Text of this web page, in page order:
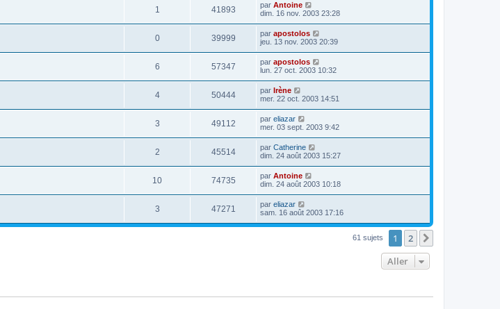
1 41893 par Antoine
dim. 16 nov. 2003 23:28
0 39999 par apostolos
jeu. 13 nov. 2003 20:39
6 57347 par apostolos
lun. 27 oct. 2003 10:32
4 50444 par Irène
mer. 22 oct. 2003 14:51
3 49112 par eliazar
mer. 03 sept. 2003 9:42
2 45514 par Catherine
dim. 24 août 2003 15:27
10 74735 par Antoine
dim. 24 août 2003 10:18
3 47271 par eliazar
sam. 16 août 2003 17:16
61 sujets 1 2
Aller